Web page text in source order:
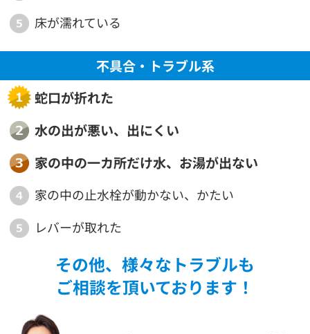
床が濡れている
不具合・トラブル系
蛇口が折れた
水の出が悪い、出にくい
家の中の一カ所だけ水、お湯が出ない
家の中の止水栓が動かない、かたい
レバーが取れた
その他、様々なトラブルも
ご相談を頂いております！